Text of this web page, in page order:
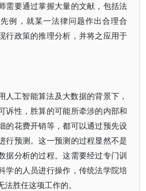
需要通过掌握大量的文献，包括法
例，就某一法律问题作出合理合
行政策的推理分析，并将之应用于
人工智能算法及大数据的背景下，
诉性，胜算的可能所牵涉的内部和
的花费开销等，都可以通过预先设
行预测。这一预测的过程显然不是
据分析的过程。这需要经过专门训
学的人员进行操作，传统法学院培
胜任这项工作的。